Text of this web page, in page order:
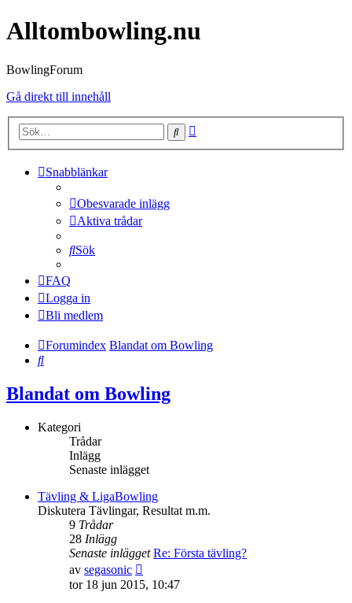
Alltombowling.nu
BowlingForum
Gå direkt till innehåll
Sök
Snabblänkar
Obesvarade inlägg
Aktiva trådar
Sök
FAQ
Logga in
Bli medlem
Forumindex Blandat om Bowling
Sök
Blandat om Bowling
Kategori
Trådar
Inlägg
Senaste inlägget
Tävling & LigaBowling
Diskutera Tävlingar, Resultat m.m.
9 Trådar
28 Inlägg
Senaste inlägget Re: Första tävling?
av segasonic
till
det
tor 18 jun 2015, 10:47